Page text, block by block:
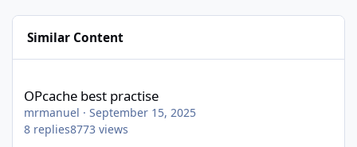
Similar Content
OPcache best practise
mrmanuel · September 15, 2025
8 replies8773 views